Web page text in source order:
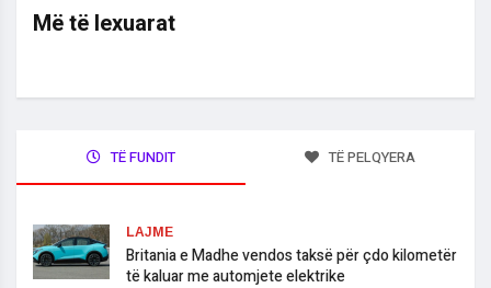
Më të lexuarat
TË FUNDIT TË PELQYERA
LAJME
Britania e Madhe vendos taksë për çdo kilometër
të kaluar me automjete elektrike